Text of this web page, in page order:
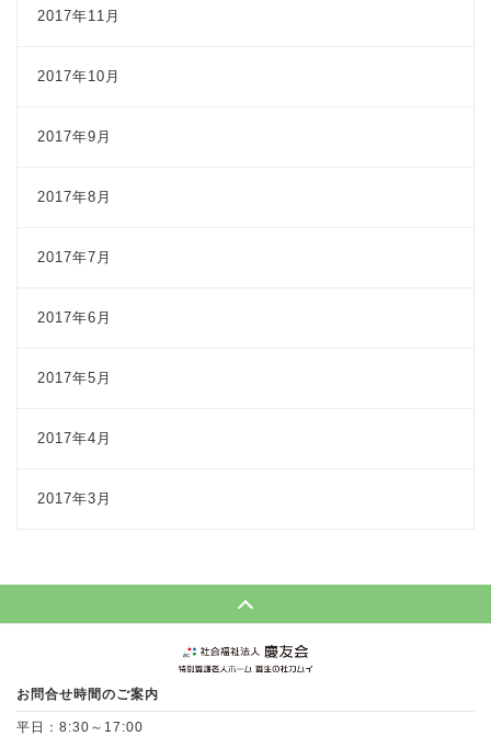
2017年11月
2017年10月
2017年9月
2017年8月
2017年7月
2017年6月
2017年5月
2017年4月
2017年3月
お問合せ時間のご案内
平日：8:30～17:00